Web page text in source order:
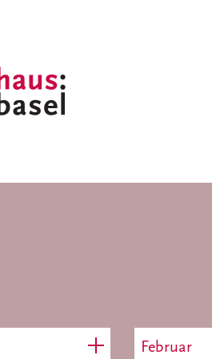
Februar